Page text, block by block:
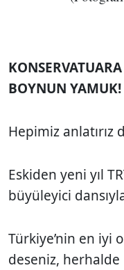
BOYNUN YAMUK!
Hepimiz anlatırız
Eskiden yeni yıl
büyüleyici
Türkiye’nin en iyi
deseniz, herhalde